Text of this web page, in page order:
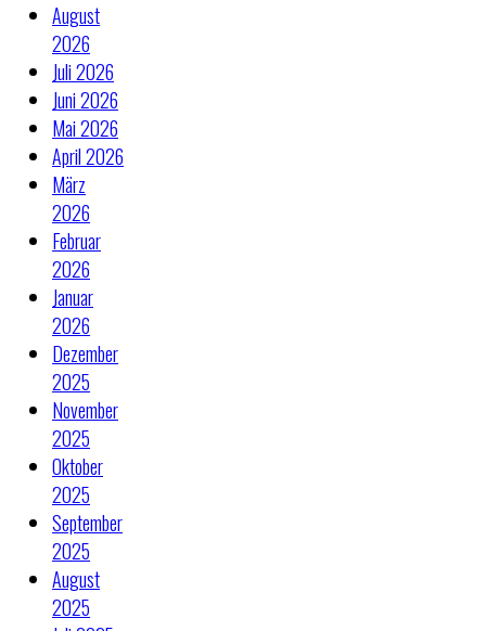
August
2026
Juli 2026
Juni 2026
Mai 2026
April 2026
März
2026
Februar
2026
Januar
2026
Dezember
2025
November
2025
Oktober
2025
September
2025
August
2025